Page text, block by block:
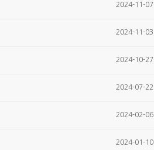
2024-11-07
2024-11-03
2024-10-27
2024-07-22
2024-02-06
2024-01-10